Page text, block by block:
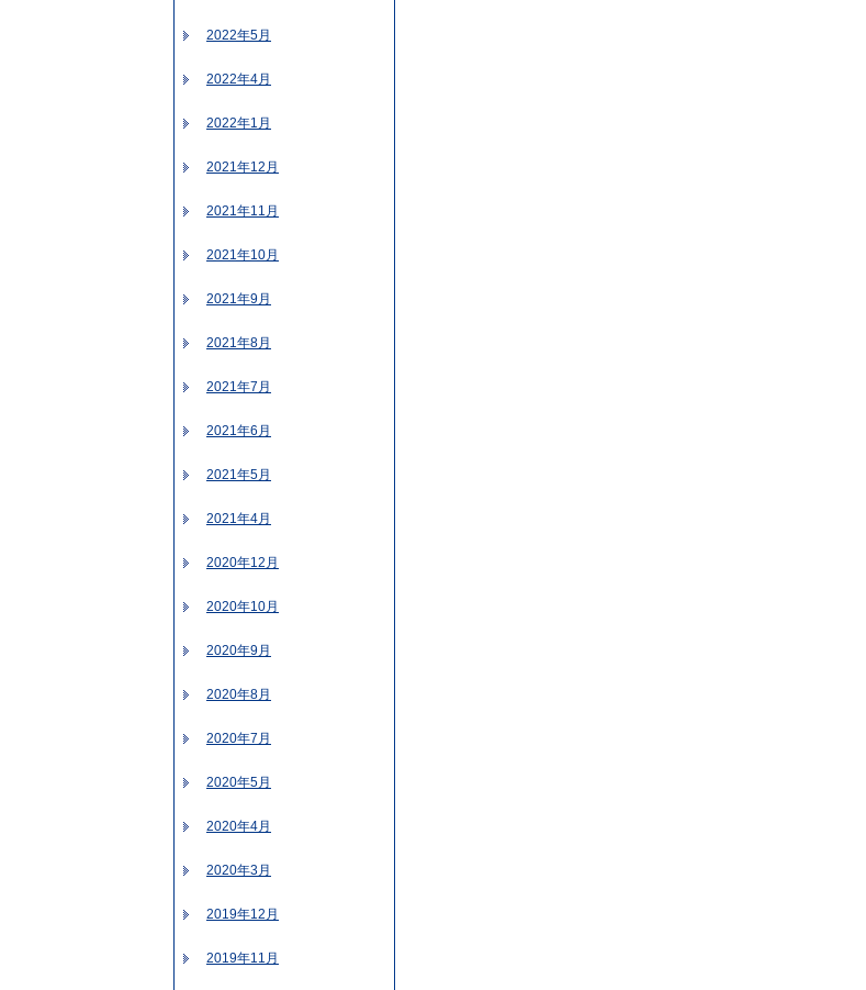
2022年5月
2022年4月
2022年1月
2021年12月
2021年11月
2021年10月
2021年9月
2021年8月
2021年7月
2021年6月
2021年5月
2021年4月
2020年12月
2020年10月
2020年9月
2020年8月
2020年7月
2020年5月
2020年4月
2020年3月
2019年12月
2019年11月